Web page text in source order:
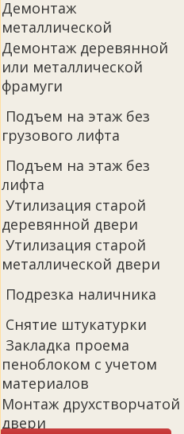
Демонтаж
металлической
Демонтаж деревянной
или металлической
фрамуги
Подъем на этаж без
грузового лифта
Подъем на этаж без
лифта
Утилизация старой
деревянной двери
Утилизация старой
металлической двери
Подрезка наличника
Снятие штукатурки
Закладка проема
пеноблоком с учетом
материалов
Монтаж друхстворчатой
двери